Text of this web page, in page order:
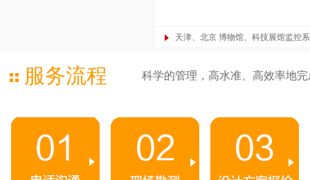
天津、北京 博物馆、科技展馆监控
服务流程 科学的管理，高水准、高效率地